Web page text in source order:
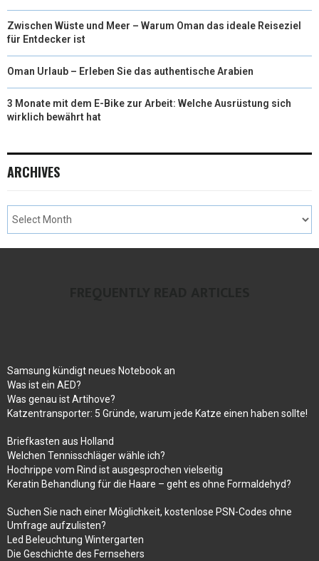
Zwischen Wüste und Meer – Warum Oman das ideale Reiseziel
für Entdecker ist
Oman Urlaub – Erleben Sie das authentische Arabien
3 Monate mit dem E-Bike zur Arbeit: Welche Ausrüstung sich
wirklich bewährt hat
ARCHIVES
Samsung kündigt neues Notebook an
Was ist ein AED?
Was genau ist Artihove?
Katzentransporter: 5 Gründe, warum jede Katze einen haben sollte!
Briefkasten aus Holland
Welchen Tennisschläger wähle ich?
Hochrippe vom Rind ist ausgesprochen vielseitig
Keratin Behandlung für die Haare – geht es ohne Formaldehyd?
Suchen Sie nach einer Möglichkeit, kostenlose PSN-Codes ohne
Umfrage aufzulisten?
Led Beleuchtung Wintergarten
Die Geschichte des Fernsehers